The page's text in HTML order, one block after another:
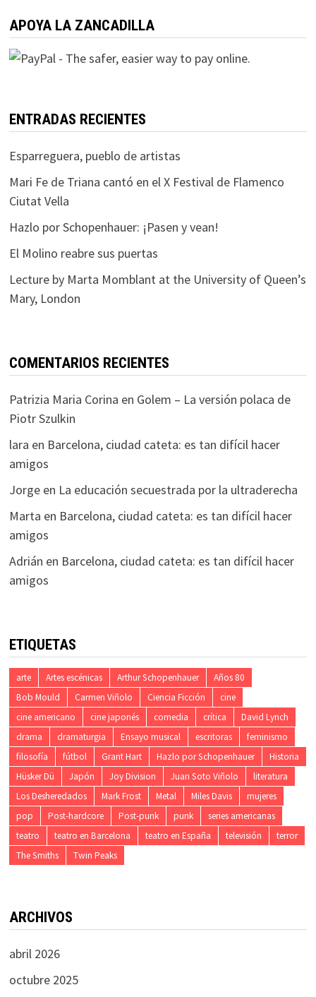
APOYA LA ZANCADILLA
ENTRADAS RECIENTES
Esparreguera, pueblo de artistas
Mari Fe de Triana cantó en el X Festival de Flamenco
Ciutat Vella
Hazlo por Schopenhauer: ¡Pasen y vean!
El Molino reabre sus puertas
Lecture by Marta Momblant at the University of Queen’s
Mary, London
COMENTARIOS RECIENTES
Patrizia Maria Corina en Golem – La versión polaca de
Piotr Szulkin
lara en Barcelona, ciudad cateta: es tan difícil hacer
amigos
Jorgeen La educación secuestrada por la ultraderecha
Marta en Barcelona, ciudad cateta: es tan difícil hacer
amigos
Adrián en Barcelona, ciudad cateta: es tan difícil hacer
amigos
ETIQUETAS
arte Artes escénicas Arthur Schopenhauer
Años 80
Bob Mould
Carmen Viñolo Ciencia Ficción
cine
cine americano
cine japonés comedia crítica
David Lynch
drama
dramaturgia Ensayo musical escritoras
feminismo
filosofía
fútbol Grant Hart Hazlo por Schopenhauer
Historia
Hüsker Dü
Japón Joy Division Juan Soto Viñolo
literatura
Los Desheredados
Mark Frost Metal Miles Davis
mujeres
pop
Post-hardcore Post-punk punk
series americanas
teatro
teatro en Barcelona teatro en España televisión
terror
The Smiths
Twin Peaks
ARCHIVOS
abril 2026
octubre 2025